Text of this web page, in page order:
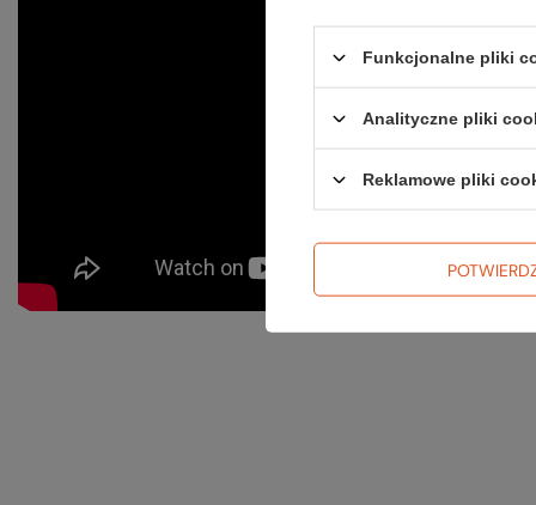
Funkcjonalne pliki
Analityczne pliki
Reklamowe pliki